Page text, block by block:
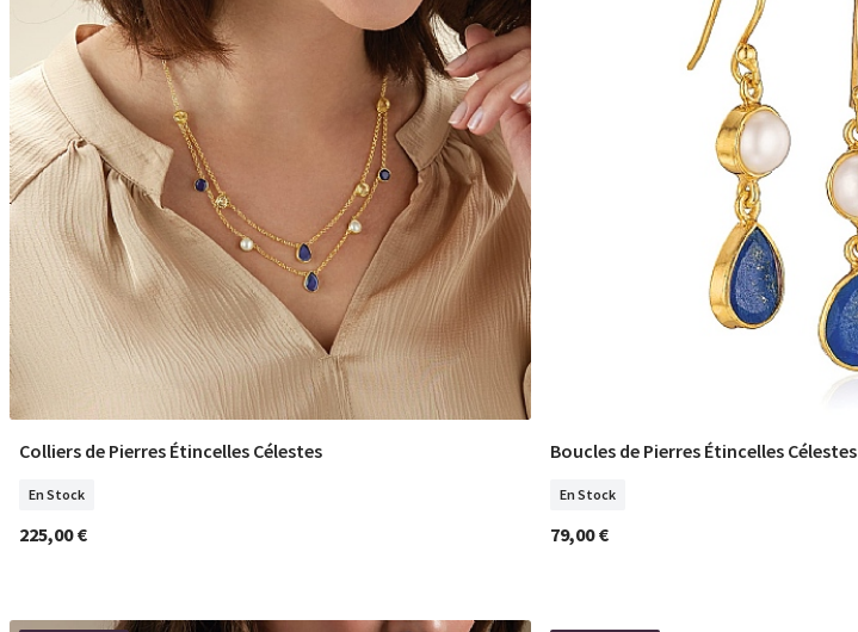
COMMANDER
Colliers de Pierres Étincelles Célestes
En Stock
225,00 €
COMMANDER
Boucles de Pierres Étincelles Célestes
En Stock
79,00 €